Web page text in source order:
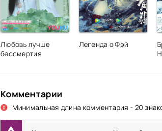
Любовь лучше
бессмертия
Легенда о Фэй
Комментарии
Минимальная длина комментария - 20